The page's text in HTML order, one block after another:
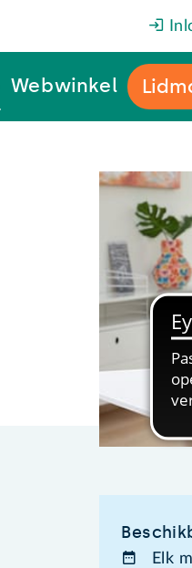
Webwinkel
Elk